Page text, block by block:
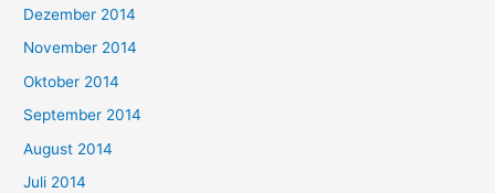
Dezember 2014
November 2014
Oktober 2014
September 2014
August 2014
Juli 2014